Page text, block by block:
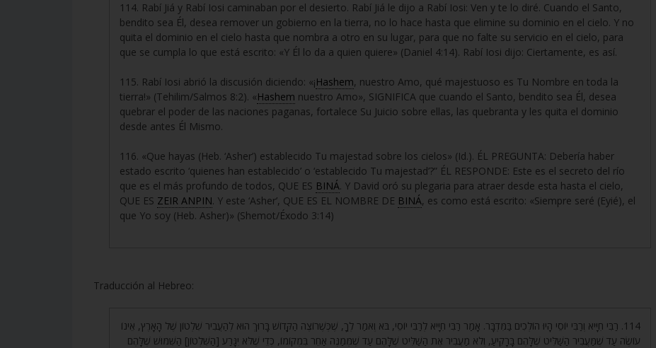
114. Rabí Jiá y Rabí Iosi caminaban por el desierto. Rabí Jiá le dijo a Rabí Iosi: Ven y te lo diré. Cuando el Santo,
bendito sea Él, desea remover un gobierno en la tierra, no lo hace hasta que elimine su dominio en el cielo. Y no
quita el dominio en el cielo hasta que nombra a otro en su lugar, para que no falte su servicio en el cielo, para
que se cumpla lo que está escrito: «Y Él lo da a quien quiere» (Daniel 4:14). Rabí Iosi dijo: Ciertamente, es así.
115. Rabí Iosi abrió la discusión diciendo: «¡Hashem, nuestro Amo, qué majestuoso es Tu Nombre en toda la
tierra!» (Tehilim/Salmos 8:2). «Hashem nuestro Amo», SIGNIFICA que cuando el Santo, bendito sea Él, desea
quebrar el poder de las naciones paganas, fortalece Su Juicio sobre ellas, las quebranta y les quita el dominio
desde antes Él Mismo.
116. «Que hayas (Heb. ‘Asher’) establecido Tu majestad sobre los cielos» (Id.). ÉL PREGUNTA: Debería haber
estado escrito ‘quienes han establecido’ o ‘establecido Tu majestad’?” ÉL RESPONDE: Este es el secreto del río
que es el más profundo de todos, QUE ES BINÁ. Y David oró su plegaria para atraer desde esta hasta el cielo,
QUE ES ZEIR ANPIN. Y este ‘Asher’, QUE ES EL NOMBRE DE BINÁ, es como está escrito: «Siempre seré (Eyié), el
que Yo soy (Heb. Asher)» (Shemot/Éxodo 3:14)
Traducción al Hebreo:
114. רַבִּי חִיָּיא וְרַבִּי יוֹסֵי הָיוּ הוֹלְכִים בַּמִּדְבָּר. אָמַר רַבִּי חִיָּיא לְרַבִּי יוֹסֵי, בֹּא וְאֹמַר לְךָ, שֶׁכְּשֶׁרוֹצֶה הַקָּדוֹשׁ בָּרוּךְ הוּא לְהַעֲבִיר שִׁלְטוֹן שֶׁל הָאָרֶץ, אֵינוֹ
עוֹשֶׂה עַד שֶׁמַּעֲבִיר הַשַּׁלִּיט שֶׁלָּהֶם בָּרָקִיעַ, וְלֹא מַעֲבִיר אֶת הַשַּׁלִּיט שֶׁלָּהֶם עַד שֶׁמְּמַנֶּה אַחֵר בִּמְקוֹמוֹ, כְּדֵי שֶׁלֹּא יִגָּרַע [הַשִּׁלְטוֹן] הַשִּׁמּוּשׁ שֶׁלָּהֶם